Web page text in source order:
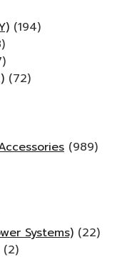
(194)
(72)
(989)
Systems) (22)
(2)